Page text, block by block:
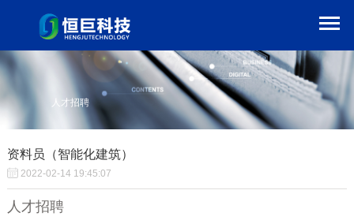
人才招聘
资料员（智能化建筑）
2022-02-14 19:45:07
人才招聘